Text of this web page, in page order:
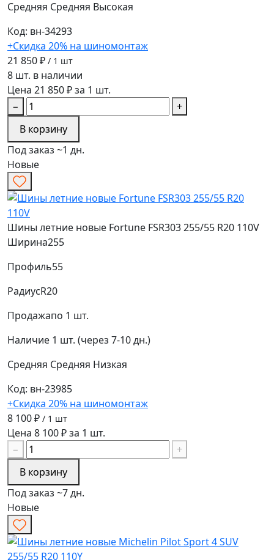
Средняя Средняя Высокая
Код: вн-34293
+Скидка 20% на шиномонтаж
21 850 ₽ / 1 шт
8 шт. в наличии
Цена 21 850 ₽ за 1 шт.
−
+
В корзину
Под заказ ~1 дн.
Новые
Шины летние новые Fortune FSR303 255/55 R20 110V
Ширина255
Профиль55
РадиусR20
Продажапо 1 шт.
Наличие 1 шт. (через 7-10 дн.)
Средняя Средняя Низкая
Код: вн-23985
+Скидка 20% на шиномонтаж
8 100 ₽ / 1 шт
Цена 8 100 ₽ за 1 шт.
−
+
В корзину
Под заказ ~7 дн.
Новые